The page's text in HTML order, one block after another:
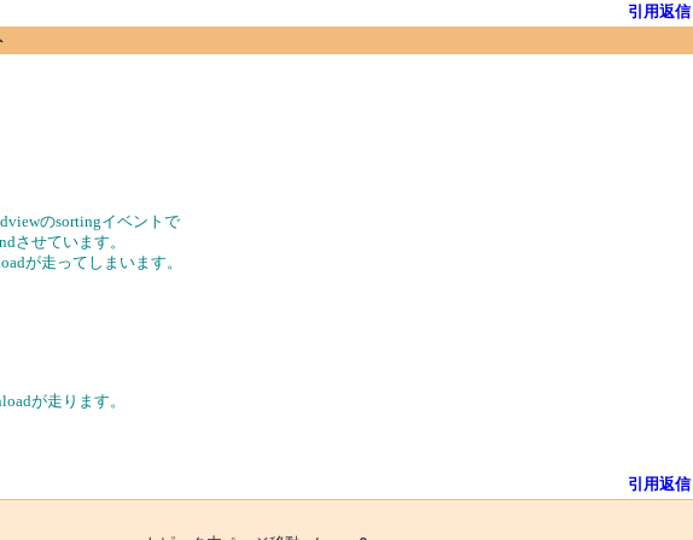
引用返信
のsortingイベントで
させています。
が走ってしまいます。
が走ります。
引用返信